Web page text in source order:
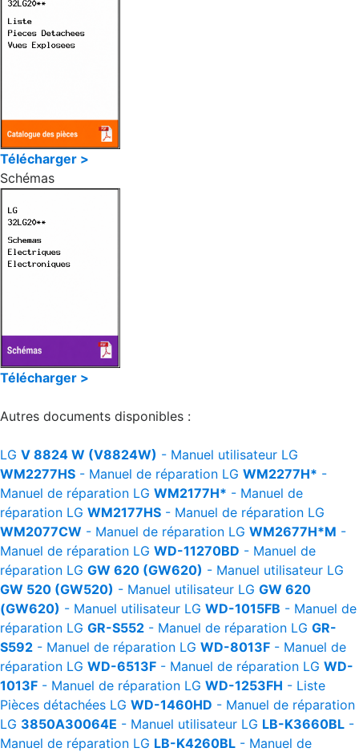
Télécharger >
Schémas
Télécharger >
Autres documents disponibles :
LG V 8824 W (V8824W) - Manuel utilisateur LG
WM2277HS - Manuel de réparation LG WM2277H* -
Manuel de réparation LG WM2177H* - Manuel de
réparation LG WM2177HS - Manuel de réparation LG
WM2077CW - Manuel de réparation LG WM2677H*M -
Manuel de réparation LG WD-11270BD - Manuel de
réparation LG GW 620 (GW620) - Manuel utilisateur LG
GW 520 (GW520) - Manuel utilisateur LG GW 620
(GW620) - Manuel utilisateur LG WD-1015FB - Manuel de
réparation LG GR-S552 - Manuel de réparation LG GR-
S592 - Manuel de réparation LG WD-8013F - Manuel de
réparation LG WD-6513F - Manuel de réparation LG WD-
1013F - Manuel de réparation LG WD-1253FH - Liste
Pièces détachées LG WD-1460HD - Manuel de réparation
LG 3850A30064E - Manuel utilisateur LG LB-K3660BL -
Manuel de réparation LG LB-K4260BL - Manuel de